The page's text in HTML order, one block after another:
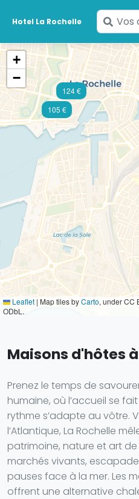
Hotel La Rochelle
vos
dates
105 €
124 €
+
−
Leaflet | Map tiles byCarto, under CC
ODbL.
Maisons d'hôtes
Prenez le temps de
humaine, où l’accueil se
rythme s’adapte au vôtre.
l’Atlantique, La Rochelle
patrimoine, nature et art
marchés vivants,
pauses face à la mer. Les
offrent une alternative